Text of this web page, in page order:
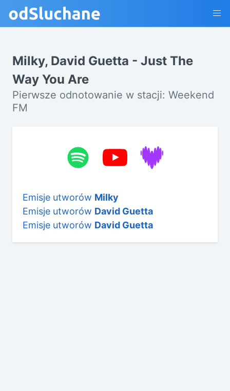
Milky, David Guetta - Just The
Way You Are
Pierwsze odnotowanie w stacji: Weekend
FM
Emisje utworów Milky
Emisje utworów David Guetta
Emisje utworów David Guetta